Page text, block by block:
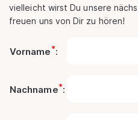
vielleicht wirst Du unsere
freuen uns von Dir zu hören!
Vorname *:
Nachname*: